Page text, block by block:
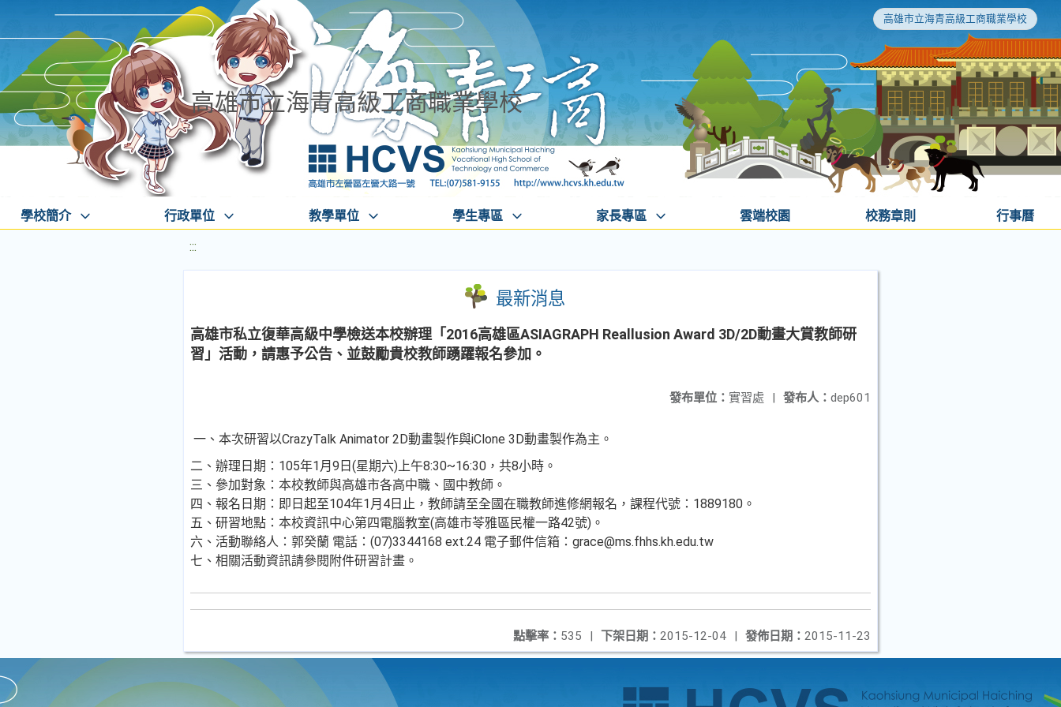
高雄市立海青高級工商職業學校
高雄市立海青高級工商職業學校
學校簡介 行政單位 教學單位 學生專區 家長專區 雲端校園 校務章則 行事曆
:::
最新消息
高雄市私立復華高級中學檢送本校辦理「2016高雄區ASIAGRAPH Reallusion Award 3D/2D動畫大賞教師研
習」活動，請惠予公告、並鼓勵貴校教師踴躍報名參加。
發布人： dep601
發布單位： 實習處 |
一、本次研習以CrazyTalk Animator 2D動畫製作與iClone 3D動畫製作為主。
二、辦理日期：105年1月9日(星期六)上午8:30~16:30，共8小時。
三、參加對象：本校教師與高雄市各高中職、國中教師。
四、報名日期：即日起至104年1月4日止，教師請至全國在職教師進修網報名，課程代號：1889180。
五、研習地點：本校資訊中心第四電腦教室(高雄市苓雅區民權一路42號)。
六、活動聯絡人：郭癸蘭 電話：(07)3344168 ext.24 電子郵件信箱：grace@ms.fhhs.kh.edu.tw
七、相關活動資訊請參閱附件研習計畫。
發佈日期： 2015-11-23
下架日期： 2015-12-04 |
點擊率： 535 |